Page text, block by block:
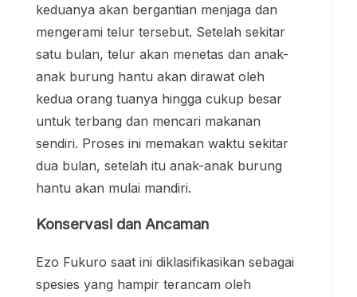
keduanya akan bergantian menjaga dan
mengerami telur tersebut. Setelah sekitar
satu bulan, telur akan menetas dan anak-
anak burung hantu akan dirawat oleh
kedua orang tuanya hingga cukup besar
untuk terbang dan mencari makanan
sendiri. Proses ini memakan waktu sekitar
dua bulan, setelah itu anak-anak burung
hantu akan mulai mandiri.
Konservasi dan Ancaman
Ezo Fukuro saat ini diklasifikasikan sebagai
spesies yang hampir terancam oleh